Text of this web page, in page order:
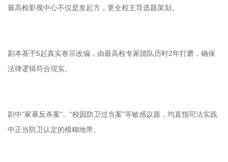
最高检影视中心不仅是发起方，更全程主导选题策划。
剧本基于5起真实卷宗改编，由最高检专家团队历时2年打磨，确保
法律逻辑符合现实。
剧中“家暴反杀案”、“校园防卫过当案”等敏感议题，均直指司法实践
中正当防卫认定的模糊地带。